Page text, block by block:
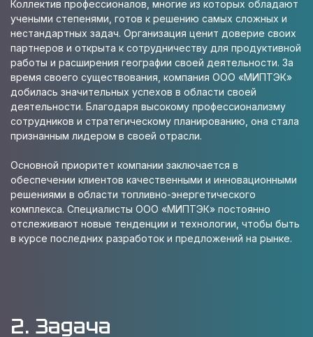
Коллектив профессионалов, многие из которых обладают
учеными степенями, готов к решению самых сложных и
нестандартных задач. Организация ценит доверие своих
партнеров и открыта к сотрудничеству для продуктивной
работы и расширения географии своей деятельности. За
время своего существования, компания ООО «МИПТЭК»
добилась значительных успехов в области своей
деятельности. Благодаря высокому профессионализму
сотрудников и стратегическому планированию, она стала
признанным лидером в своей отрасли.
Основной приоритет компании заключается в
обеспечении клиентов качественными и инновационными
решениями в области топливно-энергетического
комплекса. Специалисты ООО «МИПТЭК» постоянно
отслеживают новые тенденции и технологии, чтобы быть
в курсе последних разработок и предложений на рынке.
2. Задача